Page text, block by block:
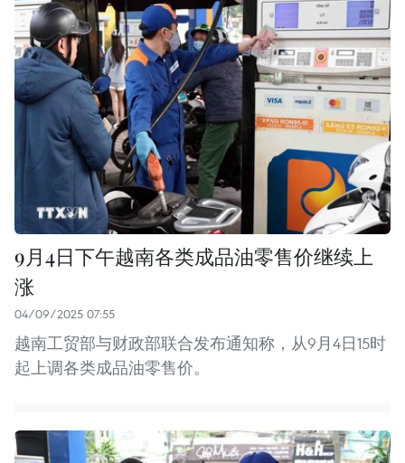
9月4日下午越南各类成品油零售价继续上
涨
04/09/2025 07:55
越南工贸部与财政部联合发布通知称，从9月4日15时
起上调各类成品油零售价。